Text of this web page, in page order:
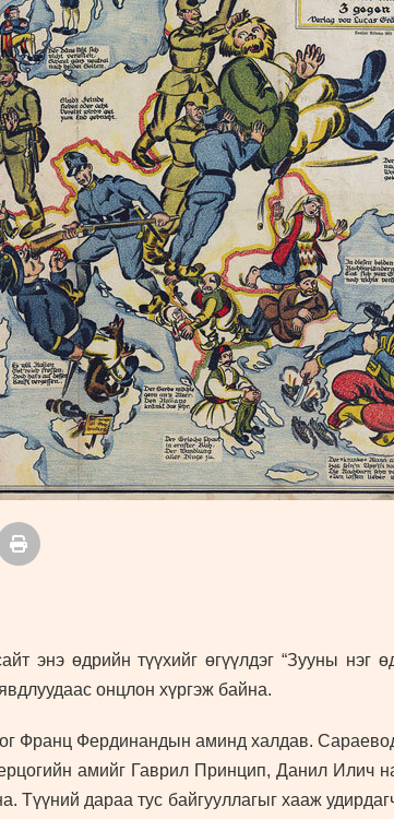
УРЛАГ
энэ өдрийн түүхийг өгүүлдэг “Зууны нэг
онцлон хүргэж байна.
Франц Фердинандын аминд халдав.
амийг Гаврил Принцип, Данил Илич
Түүний дараа тус байгууллагыг хааж